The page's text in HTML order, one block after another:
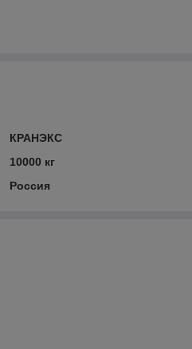
КРАНЭКС
10000 кг
Россия